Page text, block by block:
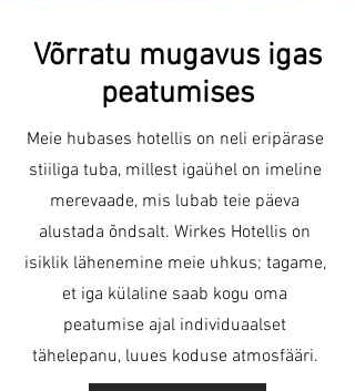
Võrratu mugavus igas
peatumises
Meie hubases hotellis on neli eripärase
stiiliga tuba, millest igaühel on imeline
merevaade, mis lubab teie päeva
alustada õndsalt. Wirkes Hotellis on
isiklik lähenemine meie uhkus; tagame,
et iga külaline saab kogu oma
peatumise ajal individuaalset
tähelepanu, luues koduse atmosfääri.